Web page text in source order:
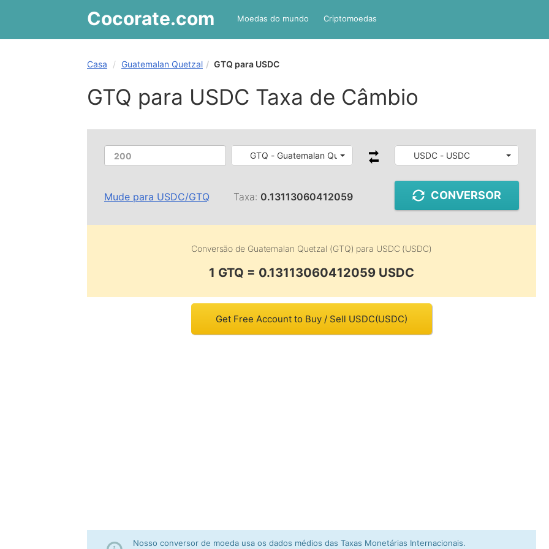
Cocorate.com Moedas do mundo Criptomoedas
Casa Guatemalan Quetzal GTQ para USDC
GTQ para USDC Taxa de Câmbio
GTQ - Guatemalan Quetzal USDC - USDC
Mude para USDC/GTQ Taxa: 0.13113060412059 CONVERSOR
Conversão de Guatemalan Quetzal (GTQ) para USDC (USDC)
1 GTQ = 0.13113060412059 USDC
Get Free Account to Buy / Sell USDC(USDC)
Nosso conversor de moeda usa os dados médios das Taxas Monetárias Internacionais.